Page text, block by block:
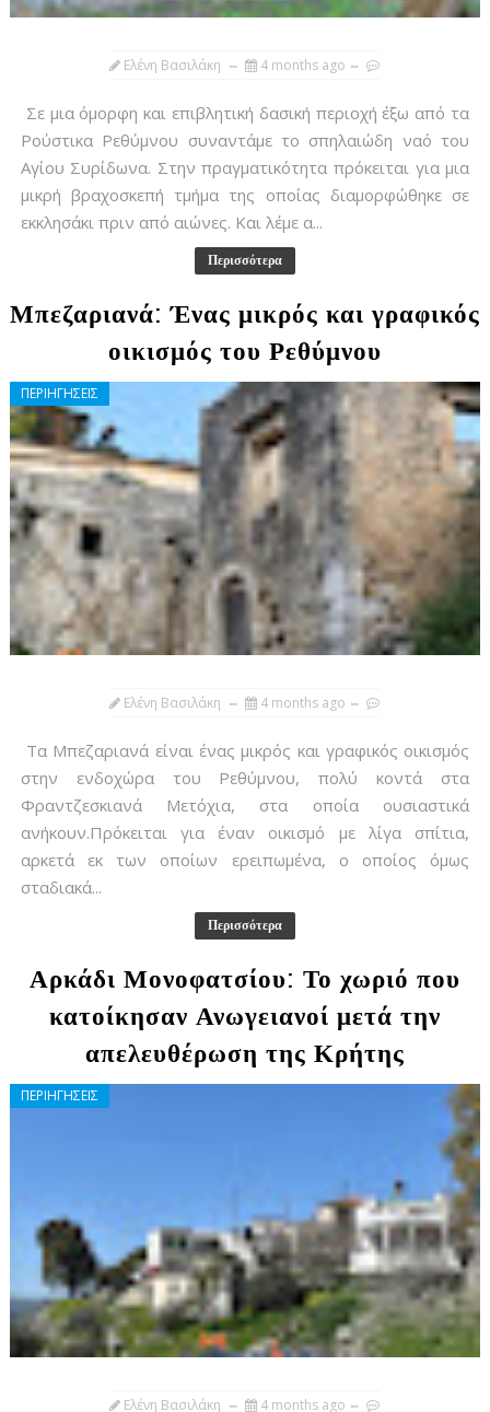
Ελένη Βασιλάκη 4 months ago
Σε μια όμορφη και επιβλητική δασική περιοχή έξω από τα
Ρούστικα Ρεθύμνου συναντάμε το σπηλαιώδη ναό του
Αγίου Συρίδωνα. Στην πραγματικότητα πρόκειται για μια
μικρή βραχοσκεπή τμήμα της οποίας διαμορφώθηκε σε
εκκλησάκι πριν από αιώνες. Και λέμε α...
Περισσότερα
Μπεζαριανά: Ένας μικρός και γραφικός
οικισμός του Ρεθύμνου
ΠΕΡΙΗΓΗΣΕΙΣ
Ελένη Βασιλάκη 4 months ago
Τα Μπεζαριανά είναι ένας μικρός και γραφικός οικισμός
στην ενδοχώρα του Ρεθύμνου, πολύ κοντά στα
Φραντζεσκιανά Μετόχια, στα οποία ουσιαστικά
ανήκουν.Πρόκειται για έναν οικισμό με λίγα σπίτια,
αρκετά εκ των οποίων ερειπωμένα, ο οποίος όμως
σταδιακά...
Περισσότερα
Αρκάδι Μονοφατσίου: Το χωριό που
κατοίκησαν Ανωγειανοί μετά την
απελευθέρωση της Κρήτης
ΠΕΡΙΗΓΗΣΕΙΣ
Ελένη Βασιλάκη 4 months ago